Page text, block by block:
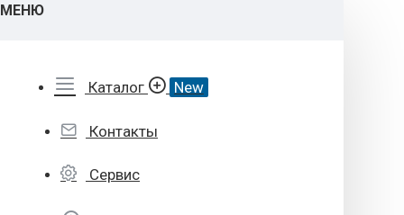
МЕНЮ
Каталог New
Контакты
Сервис